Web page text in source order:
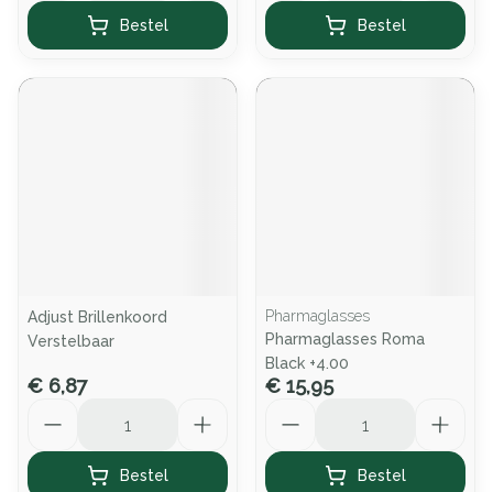
Bestel Bestel
Adjust Brillenkoord
Verstelbaar
€ 6,87
Bestel
Pharmaglasses
Pharmaglasses Roma
Black +4.00
€ 15,95
Bestel